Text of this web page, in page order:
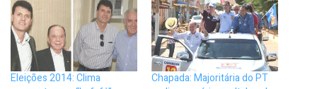
Eleições 2014: Clima
Chapada: Majoritária do PT